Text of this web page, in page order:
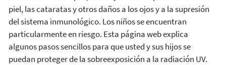
piel, las cataratas y otros daños a los ojos y a la supresión
del sistema inmunológico. Los niños se encuentran
particularmente en riesgo. Esta página web explica
algunos pasos sencillos para que usted y sus hijos se
puedan proteger de la sobreexposición a la radiación UV.